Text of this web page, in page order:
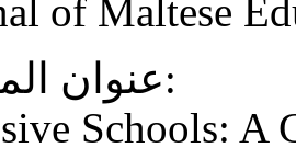
of Maltese
عنوان المستخرج:
Schools: A